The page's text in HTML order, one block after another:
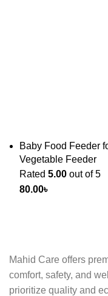
Baby Food Feeder
Vegetable Feeder
Rated 5.00 out of 5
80.00৳
Mahid Care offers
comfort, safety, and
prioritize quality and